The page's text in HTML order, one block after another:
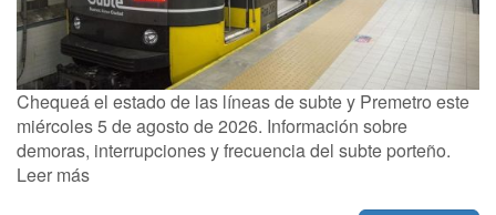
Chequeá el estado de las líneas de subte y Premetro este
miércoles 5 de agosto de 2026. Información sobre
demoras, interrupciones y frecuencia del subte porteño.
Leer más